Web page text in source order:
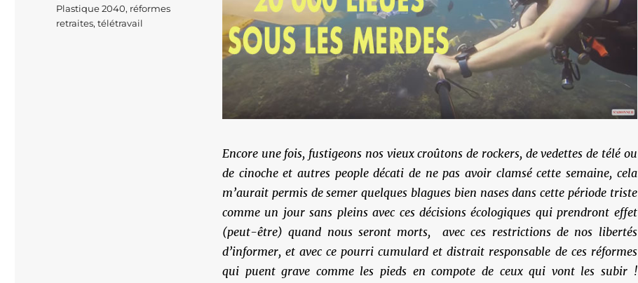
Encore une fois, fustigeons nos vieux croûtons de rockers, de vedettes de télé ou
de cinoche et autres people décati de ne pas avoir clamsé cette semaine, cela
m’aurait permis de semer quelques blagues bien nases dans cette période triste
comme un jour sans pleins avec ces décisions écologiques qui prendront effet
(peut-être) quand nous seront morts, avec ces restrictions de nos libertés
d’informer, et avec ce pourri cumulard et distrait responsable de ces réformes
qui puent grave comme les pieds en compote de ceux qui vont les subir !
Plastique 2040, réformes
retraites,télétravail